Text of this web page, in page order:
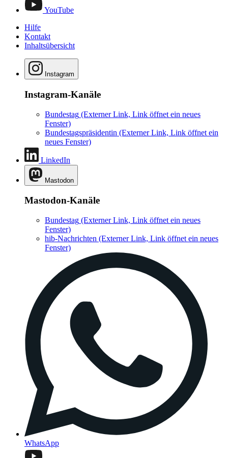
YouTube
Hilfe
Kontakt
Inhaltsübersicht
Instagram
Instagram-Kanäle
Bundestag (Externer Link, Link öffnet ein neues
Fenster)
Bundestagspräsidentin (Externer Link, Link öffnet ein
neues Fenster)
LinkedIn
Mastodon
Mastodon-Kanäle
Bundestag (Externer Link, Link öffnet ein neues
Fenster)
hib-Nachrichten (Externer Link, Link öffnet ein neues
Fenster)
WhatsApp